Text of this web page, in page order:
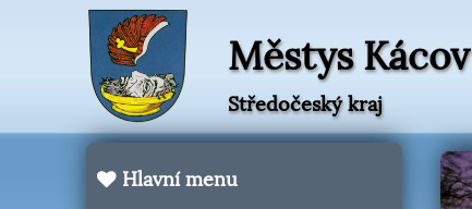
Městys Kácov
Středočeský kraj
Hlavní menu